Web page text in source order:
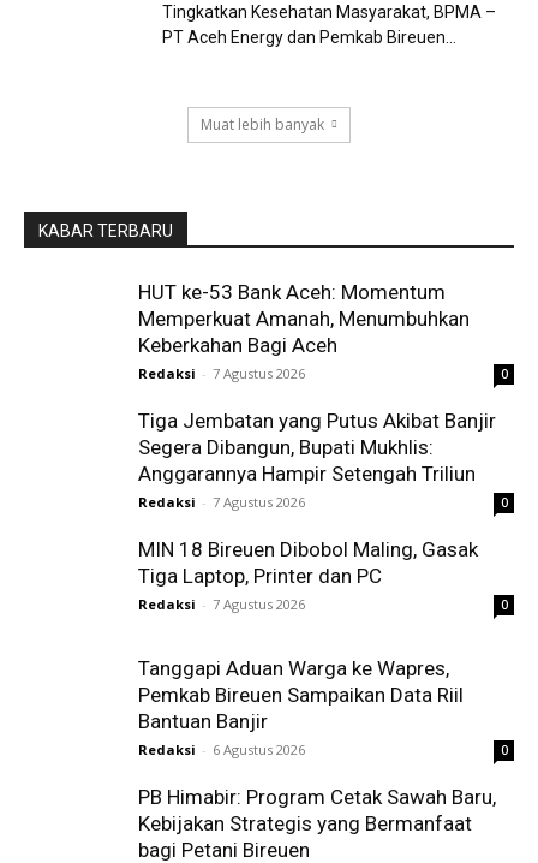
Tingkatkan Kesehatan Masyarakat, BPMA –
PT Aceh Energy dan Pemkab Bireuen...
Muat lebih banyak
KABAR TERBARU
HUT ke-53 Bank Aceh: Momentum
Memperkuat Amanah, Menumbuhkan
Keberkahan Bagi Aceh
Redaksi - 7 Agustus 2026 0
Tiga Jembatan yang Putus Akibat Banjir
Segera Dibangun, Bupati Mukhlis:
Anggarannya Hampir Setengah Triliun
Redaksi - 7 Agustus 2026 0
MIN 18 Bireuen Dibobol Maling, Gasak
Tiga Laptop, Printer dan PC
Redaksi - 7 Agustus 2026 0
Tanggapi Aduan Warga ke Wapres,
Pemkab Bireuen Sampaikan Data Riil
Bantuan Banjir
Redaksi - 6 Agustus 2026 0
PB Himabir: Program Cetak Sawah Baru,
Kebijakan Strategis yang Bermanfaat
bagi Petani Bireuen